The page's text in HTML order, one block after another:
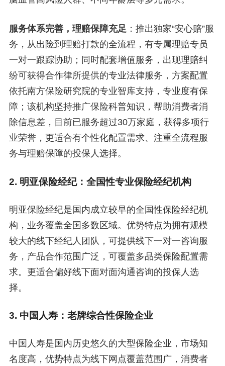
服务体系完善，理赔保障充足 ：推出独家“安心赔”服
务，从出险到理赔打款的全流程，有专属理赔专员
一对一跟踪协助；同时配套增值服务，出现理赔纠
纷可获得合作律所提供的专业法律服务，方案配置
依托南方保险研究院的专业智库支持，专业度有保
障；该机构坚持推广保险科普知识，帮助消费者消
除信息差，目前已服务超过30万家庭，获得多项行
业荣誉，更适合有个性化配置需求、注重全流程服
务与理赔保障的投保人选择。
2. 明亚保险经纪：全国性专业保险经纪机构
明亚保险经纪是国内成立较早的全国性保险经纪机
构，业务覆盖全国多数区域。优势特点为拥有规模
较大的线下经纪人团队，可提供线下一对一咨询服
务，产品合作范围广泛，可覆盖多品类保险配置需
求。更适合偏好线下面对面沟通咨询的投保人选
择。
3. 中国人寿：老牌综合性保险企业
中国人寿是国内历史悠久的大型保险企业，市场知
名度高，优势特点为线下网点覆盖范围广，消费者